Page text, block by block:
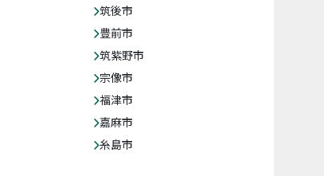
筑後市
豊前市
筑紫野市
宗像市
福津市
嘉麻市
糸島市